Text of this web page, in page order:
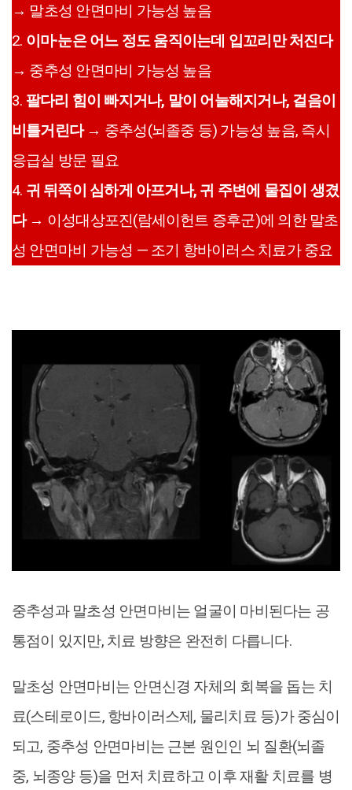
→ 말초성 안면마비 가능성 높음
2. 이마·눈은 어느 정도 움직이는데 입꼬리만 처진다
→ 중추성 안면마비 가능성 높음
3. 팔다리 힘이 빠지거나, 말이 어눌해지거나, 걸음이
비틀거린다→ 중추성(뇌졸중 등) 가능성 높음, 즉시
응급실 방문 필요
4. 귀 뒤쪽이 심하게 아프거나, 귀 주변에 물집이 생겼
다→ 이성대상포진(람세이헌트 증후군)에 의한 말초
성 안면마비 가능성 — 조기 항바이러스 치료가 중요
중추성과 말초성 안면마비는 얼굴이 마비된다는 공
통점이 있지만, 치료 방향은 완전히 다릅니다.
말초성 안면마비는 안면신경 자체의 회복을 돕는 치
료(스테로이드, 항바이러스제, 물리치료 등)가 중심이
되고, 중추성 안면마비는 근본 원인인 뇌 질환(뇌졸
중, 뇌종양 등)을 먼저 치료하고 이후 재활 치료를 병